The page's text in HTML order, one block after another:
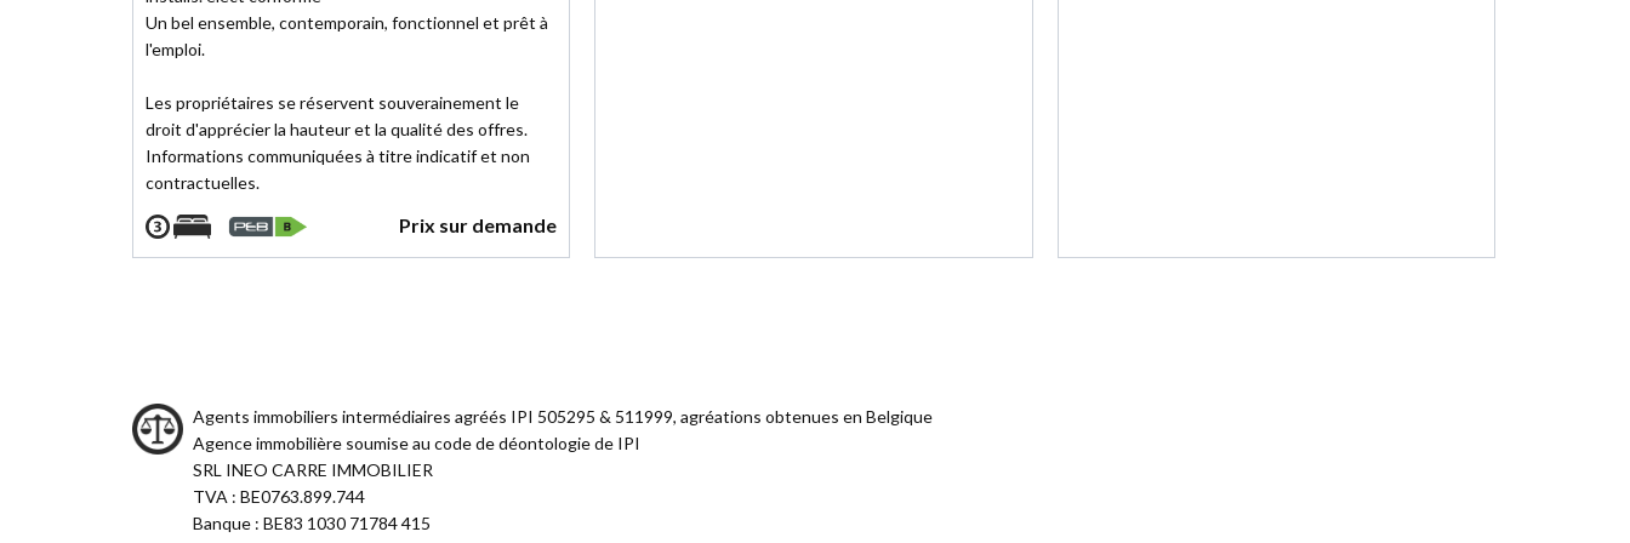
Un bel ensemble, contemporain, fonctionnel et prêt à
l'emploi.
Les propriétaires se réservent souverainement le
droit d'apprécier la hauteur et la qualité des offres.
Informations communiquées à titre indicatif et non
contractuelles.
Prix sur demande
Agents immobiliers intermédiaires agréés IPI 505295 & 511999, agréations obtenues en Belgique
Agence immobilière soumise au code de déontologie de IPI
SRL INEO CARRE IMMOBILIER
TVA : BE0763.899.744
Banque : BE83 1030 71784 415